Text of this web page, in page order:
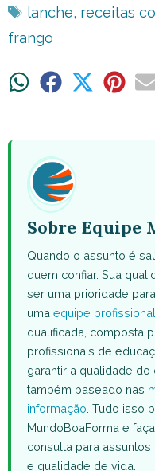
Tags
lanche, receitas
frango
ShareShare Share
Sobre Equipe
Quando o assunto é
quem confiar. Sua
ser uma prioridade
uma equipe profissional
qualificada, composta
profissionais de
garantir a qualidade
também baseado nas
informação . Tudo isso
MundoBoaForma e
consulta para
e qualidade de vida.